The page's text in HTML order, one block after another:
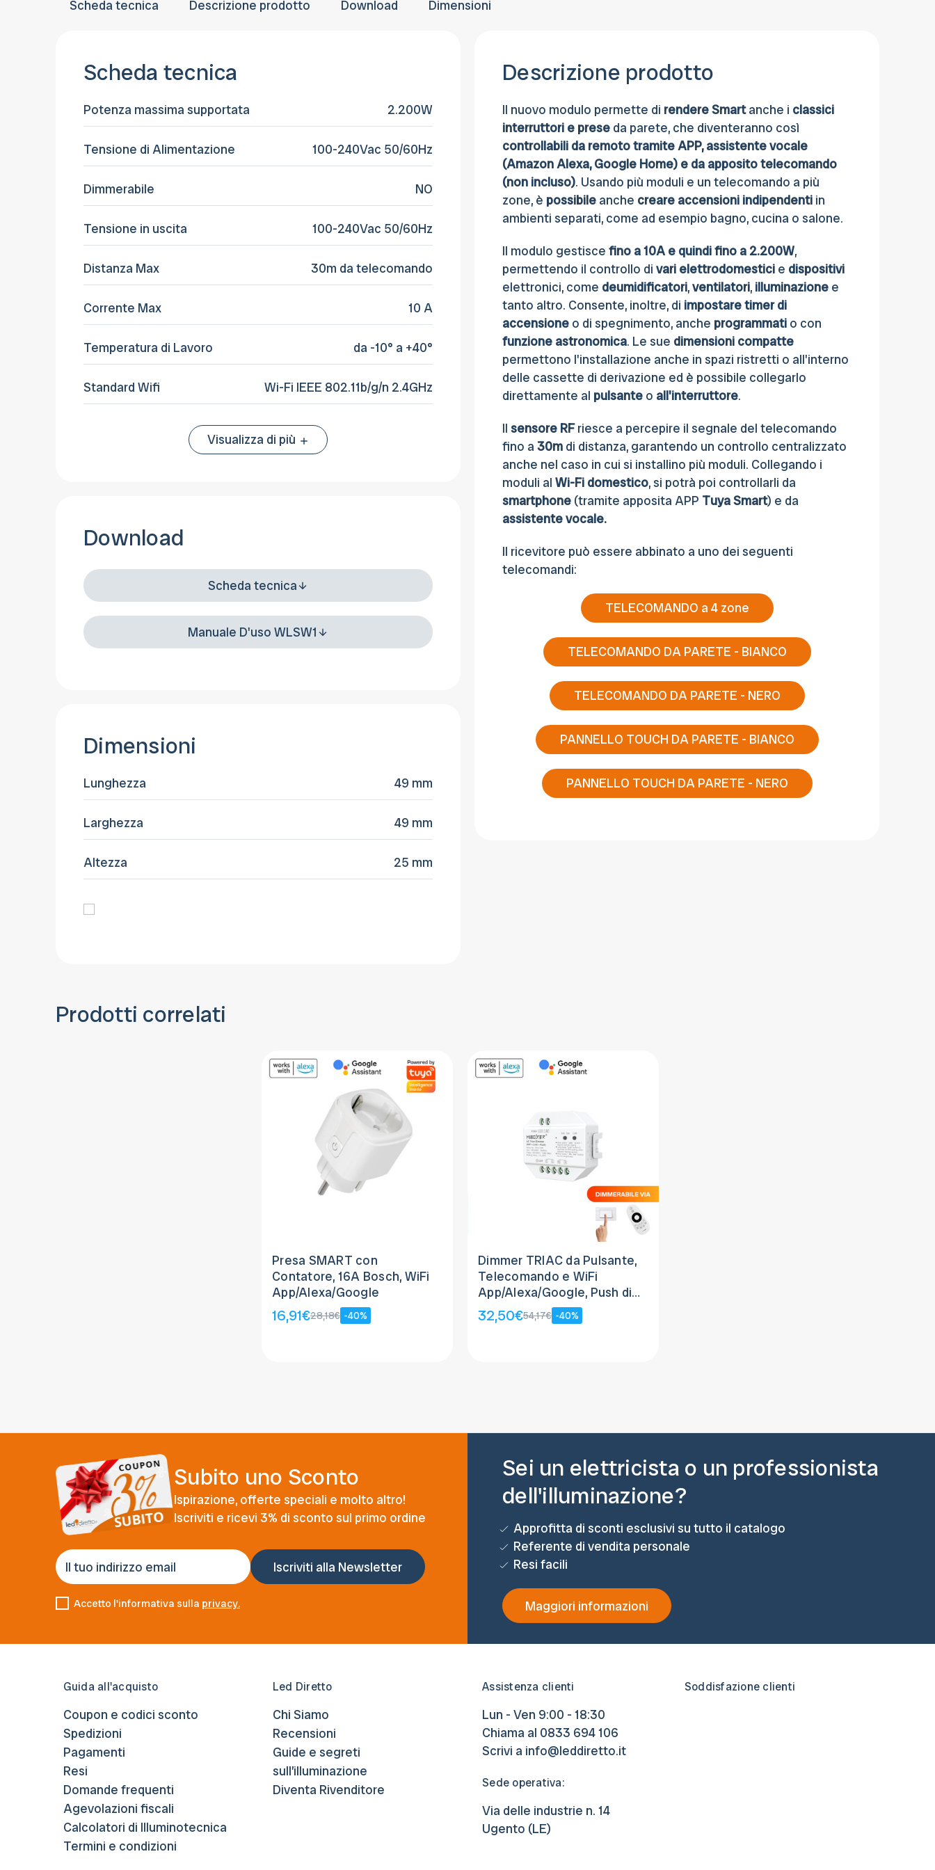
Scheda tecnica Descrizione prodotto Download Dimensioni
Scheda tecnica
Potenza massima supportata 2.200W
Tensione di Alimentazione 100-240Vac 50/60Hz
Dimmerabile NO
Tensione in uscita 100-240Vac 50/60Hz
Distanza Max 30m da telecomando
Corrente Max 10 A
Temperatura di Lavoro da -10° a +40°
Standard Wifi Wi-Fi IEEE 802.11b/g/n 2.4GHz
Visualizza di più
Download
Scheda tecnica
Manuale D'uso WLSW1
Dimensioni
Lunghezza 49 mm
Larghezza 49 mm
Altezza 25 mm
Descrizione prodotto
Il nuovo modulo permette di rendere Smartanche i classici
interruttori e prese da parete, che diventeranno così
controllabili da remoto tramite APP, assistente vocale
(Amazon Alexa, Google Home) e da apposito telecomando
(non incluso). Usando più moduli e un telecomando a più
zone, è possibile anche creare accensioni indipendenti in
ambienti separati, come ad esempio bagno, cucina o salone.
Il modulo gestisce fino a 10A e quindi fino a 2.200W,
permettendo il controllo di vari elettrodomestici e dispositivi
elettronici, come deumidificatori,ventilatori, illuminazione e
tanto altro. Consente, inoltre, di impostare timer di
accensione o di spegnimento, anche programmati o con
funzione astronomica. Le sue dimensioni compatte
permettono l'installazione anche in spazi ristretti o all'interno
delle cassette di derivazione ed è possibile collegarlo
direttamente al pulsante o all'interruttore.
Il sensore RFriesce a percepire il segnale del telecomando
fino a 30m di distanza, garantendo un controllo centralizzato
anche nel caso in cui si installino più moduli. Collegando i
moduli al Wi-Fi domestico, si potrà poi controllarli da
smartphone (tramite apposita APP Tuya Smart) e da
assistente vocale.
Il ricevitore può essere abbinato a uno dei seguenti
telecomandi:
TELECOMANDO a 4 zone
TELECOMANDO DA PARETE - BIANCO
TELECOMANDO DA PARETE - NERO
PANNELLO TOUCH DA PARETE - BIANCO
PANNELLO TOUCH DA PARETE - NERO
Prodotti correlati
Presa SMART con
Contatore, 16A Bosch, WiFi
App/Alexa/Google
16,91€28,18€ -40%
Dimmer TRIAC da Pulsante,
Telecomando e WiFi
App/Alexa/Google, Push dim,
230Vac, 300W
32,50€54,17€ -40%
Subito uno Sconto
Ispirazione, offerte speciali e molto altro!
Iscriviti e ricevi 3% di sconto sul primo ordine
Accetto l'informativa sulla privacy.
Sei un elettricista o un professionista
dell'illuminazione?
Approfitta di sconti esclusivi su tutto il catalogo
Referente di vendita personale
Resi facili
Maggiori informazioni
Guida all'acquisto
Coupon e codici sconto
Spedizioni
Pagamenti
Resi
Domande frequenti
Agevolazioni fiscali
Calcolatori di Illuminotecnica
Termini e condizioni
Led Diretto
Chi Siamo
Recensioni
Guide e segreti
sull’illuminazione
Diventa Rivenditore
Assistenza clienti
Lun - Ven 9:00 - 18:30
Chiama al 0833 694 106
Scrivi a info@leddiretto.it
Sede operativa:
Via delle industrie n. 14
Ugento (LE)
Soddisfazione clienti